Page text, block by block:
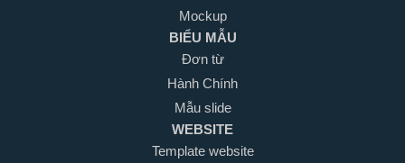
Mockup
BIỂU MẪU
Đơn từ
Hành Chính
Mẫu slide
WEBSITE
Template website